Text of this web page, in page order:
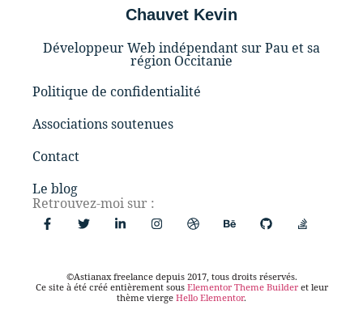
Chauvet Kevin
Développeur Web indépendant sur Pau et sa
région Occitanie
Politique de confidentialité
Associations soutenues
Contact
Le blog
Retrouvez-moi sur :
©Astianax freelance depuis 2017, tous droits réservés.
Ce site à été créé entièrement sous Elementor Theme Builderet leur
thème vierge Hello Elementor.